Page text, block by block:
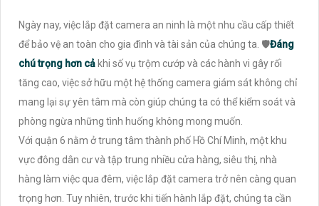
Ngày nay, việc lắp đặt camera an ninh là một nhu cầu cấp thiết
để bảo vệ an toàn cho gia đình và tài sản của chúng ta. 🛡Đáng
chú trọng hơn cả khi số vụ trộm cướp và các hành vi gây rối
tăng cao, việc sở hữu một hệ thống camera giám sát không chỉ
mang lại sự yên tâm mà còn giúp chúng ta có thể kiểm soát và
phòng ngừa những tình huống không mong muốn.
Với quận 6 nằm ở trung tâm thành phố Hồ Chí Minh, một khu
vực đông dân cư và tập trung nhiều cửa hàng, siêu thị, nhà
hàng làm việc qua đêm, việc lắp đặt camera trở nên càng quan
trọng hơn. Tuy nhiên, trước khi tiến hành lắp đặt, chúng ta cần